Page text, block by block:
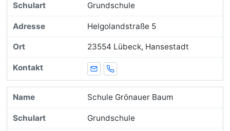
Grundschule
Helgolandstraße 5
23554 Lübeck, Hansestadt
E-MailTelefon
Schule Grönauer Baum
Grundschule